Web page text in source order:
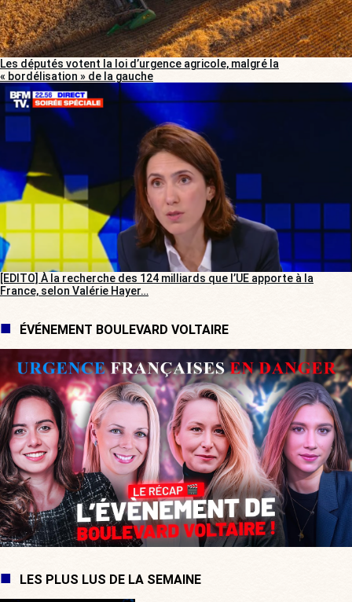
Les députés votent la loi d’urgence agricole, malgré la
« bordélisation » de la gauche
[EDITO] À la recherche des 124 milliards que l’UE apporte à la
France, selon Valérie Hayer…
ÉVÉNEMENT BOULEVARD VOLTAIRE
LES PLUS LUS DE LA SEMAINE